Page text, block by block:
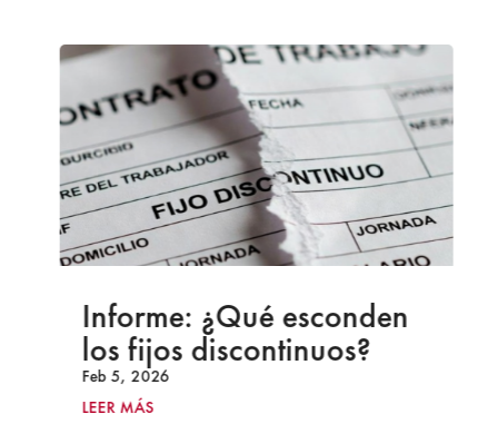
Informe: ¿Qué esconden
los fijos discontinuos?
Feb 5, 2026
LEER MÁS